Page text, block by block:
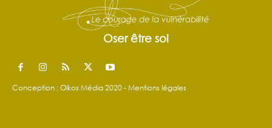
Oser être soi
Conception : Oïkos Média 2020 - Mentions légales